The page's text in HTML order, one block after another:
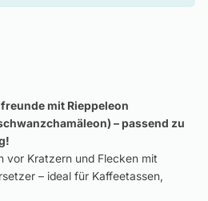
mit Rieppeleon
– passend zu
vor Kratzern und Flecken mit
– ideal für Kaffeetassen,